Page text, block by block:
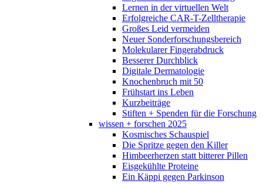
Lernen in der virtuellen Welt
Erfolgreiche CAR-T-Zelltherapie
Großes Leid vermeiden
Neuer Sonderforschungsbereich
Molekularer Fingerabdruck
Besserer Durchblick
Digitale Dermatologie
Knochenbruch mit 50
Frühstart ins Leben
Kurzbeiträge
Stiften + Spenden für die Forschung
wissen + forschen 2025
Kosmisches Schauspiel
Die Spritze gegen den Killer
Himbeerherzen statt bitterer Pillen
Eisgekühlte Proteine
Ein Käppi gegen Parkinson